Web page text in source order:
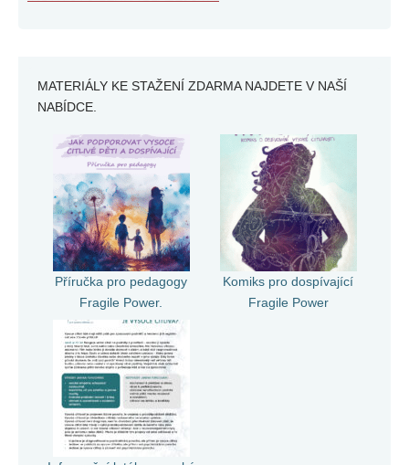
MATERIÁLY KE STAŽENÍ ZDARMA NAJDETE V NAŠÍ
NABÍDCE.
Příručka pro pedagogy
Fragile Power.
Komiks pro dospívající
Fragile Power